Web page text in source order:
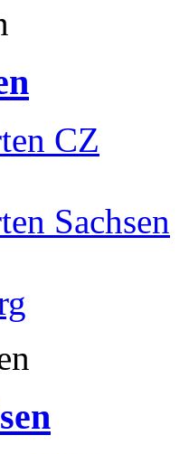
CZ
Sachsen